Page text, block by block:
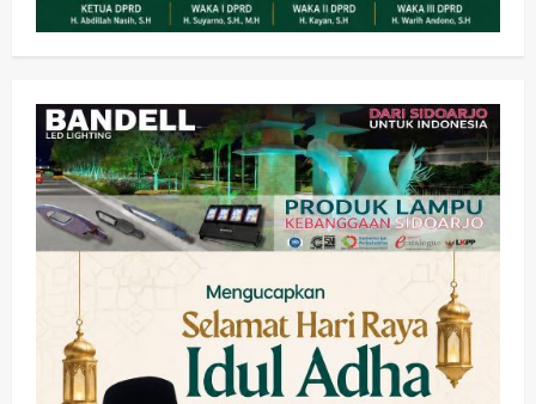
Olahraga
Adu Taktik di Atas Rumput Sintetis:
PWI dan Sapma PP Sidoarjo
Memanaskan Mesin Menuju Piala
Soccer
wartanusa
5 Agustus 2026